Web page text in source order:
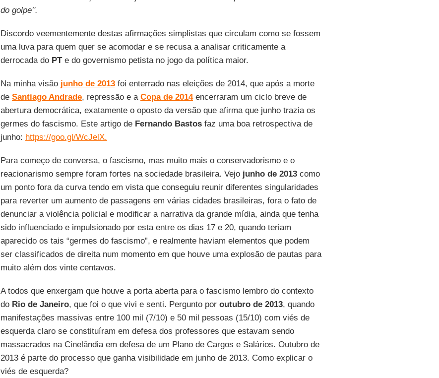
do golpe’'.
Discordo veementemente destas afirmações simplistas que circulam como se fossem
uma luva para quem quer se acomodar e se recusa a analisar criticamente a
derrocada do PTe do governismo petista no jogo da política maior.
Na minha visão junho de 2013foi enterrado nas eleições de 2014, que após a morte
de Santiago Andrade, repressão e a Copa de 2014encerraram um ciclo breve de
abertura democrática, exatamente o oposto da versão que afirma que junho trazia os
germes do fascismo. Este artigo de Fernando Bastosfaz uma boa retrospectiva de
junho: https://goo.gl/WcJelX.
Para começo de conversa, o fascismo, mas muito mais o conservadorismo e o
reacionarismo sempre foram fortes na sociedade brasileira. Vejo junho de 2013como
um ponto fora da curva tendo em vista que conseguiu reunir diferentes singularidades
para reverter um aumento de passagens em várias cidades brasileiras, fora o fato de
denunciar a violência policial e modificar a narrativa da grande mídia, ainda que tenha
sido influenciado e impulsionado por esta entre os dias 17 e 20, quando teriam
aparecido os tais “germes do fascismo”, e realmente haviam elementos que podem
ser classificados de direita num momento em que houve uma explosão de pautas para
muito além dos vinte centavos.
A todos que enxergam que houve a porta aberta para o fascismo lembro do contexto
do Rio de Janeiro, que foi o que vivi e senti. Pergunto por outubro de 2013, quando
manifestações massivas entre 100 mil (7/10) e 50 mil pessoas (15/10) com viés de
esquerda claro se constituíram em defesa dos professores que estavam sendo
massacrados na Cinelândia em defesa de um Plano de Cargos e Salários. Outubro de
2013 é parte do processo que ganha visibilidade em junho de 2013. Como explicar o
viés de esquerda?